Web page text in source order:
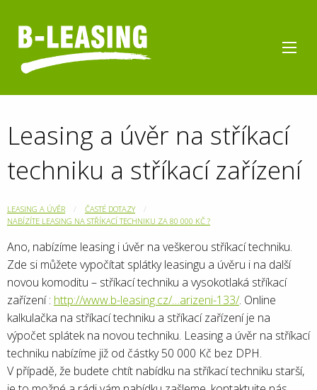
Leasing a úvěr na stříkací
techniku a stříkací zařízení
LEASING A ÚVĚR
ČASTÉ DOTAZY
NABÍZÍTE LEASING NA STŘÍKACÍ TECHNIKU ZA 80 000 KČ ?
Ano, nabízíme leasing i úvěr na veškerou stříkací techniku.
Zde si můžete vypočítat splátky leasingu a úvěru i na další
novou komoditu – stříkací techniku a vysokotlaká stříkací
zařízení : http://www.b-leasing.cz/…arizeni-133/. Online
kalkulačka na stříkací techniku a stříkací zařízení je na
výpočet splátek na novou techniku. Leasing a úvěr na stříkací
techniku nabízíme již od částky 50 000 Kč bez DPH.
V případě, že budete chtít nabídku na stříkací techniku starší,